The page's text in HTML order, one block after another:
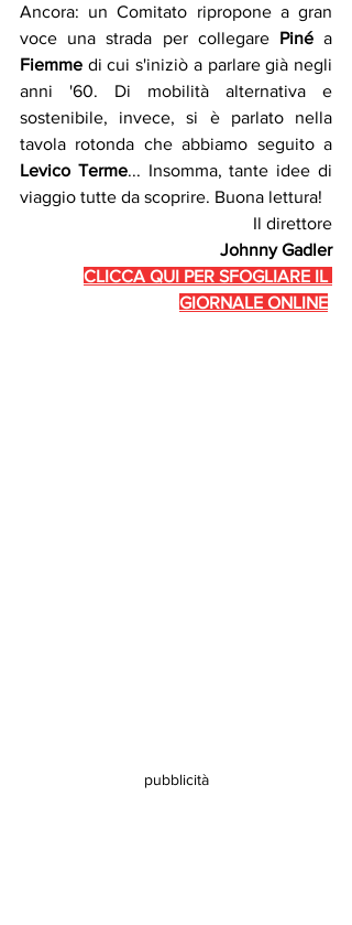
Ancora: un Comitato ripropone a gran
voce una strada per collegare Piné
Fiemme di cui s'iniziò a parlare già negli
anni '60. Di mobilità alternativa e
sostenibile, invece, si è parlato nella
Levico Terme... Insomma, tante idee di
viaggio tutte da scoprire. Buona lettura!
Il direttore
Johnny Gadler
CLICCA QUI PER SFOGLIARE IL
GIORNALE ONLINE
pubblicità